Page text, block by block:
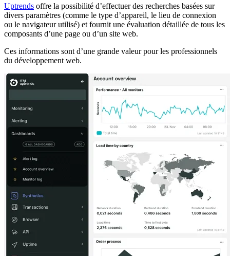
Uptrends offre la possibilité d’effectuer des recherches basées sur
divers paramètres (comme le type d’appareil, le lieu de connexion
ou le navigateur utilisé) et fournit une évaluation détaillée de tous les
composants d’une page ou d’un site web.
Ces informations sont d’une grande valeur pour les professionnels
du développement web.